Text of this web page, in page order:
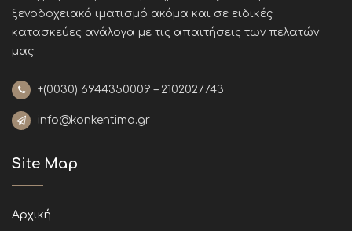
ξενοδοχειακό ιματισμό ακόμα και σε ειδικές
κατασκεύες ανάλογα με τις απαιτήσεις των πελατών
μας.
+(0030) 6944350009 – 2102027743
info@konkentima.gr
Site Map
Αρχική